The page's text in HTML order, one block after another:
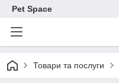
Pet Space
Товари та послуги